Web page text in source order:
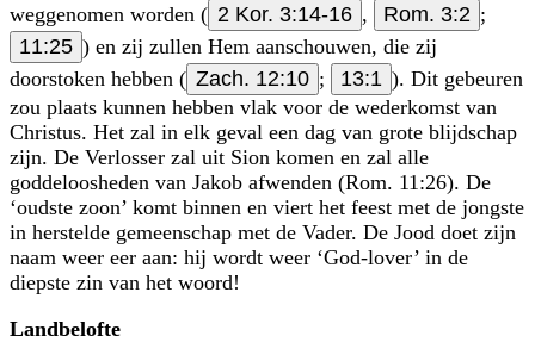
weggenomen worden ( 2 Kor. 3:14-16 , Rom. 3:2 ;
11:25 ) en zij zullen Hem aanschouwen, die zij
doorstoken hebben ( Zach. 12:10 ; 13:1 ). Dit gebeuren
zou plaats kunnen hebben vlak voor de wederkomst van
Christus. Het zal in elk geval een dag van grote blijdschap
zijn. De Verlosser zal uit Sion komen en zal alle
goddeloosheden van Jakob afwenden (Rom. 11:26). De
‘oudste zoon’ komt binnen en viert het feest met de jongste
in herstelde gemeenschap met de Vader. De Jood doet zijn
naam weer eer aan: hij wordt weer ‘God-lover’ in de
diepste zin van het woord!
Landbelofte